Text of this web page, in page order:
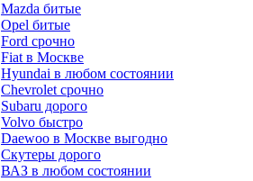
Mazda битые
Opel битые
Ford срочно
Fiat в Москве
Hyundai в любом состоянии
Chevrolet срочно
Subaru дорого
Volvo быстро
Daewoo в Москве выгодно
Скутеры дорого
ВАЗ в любом состоянии